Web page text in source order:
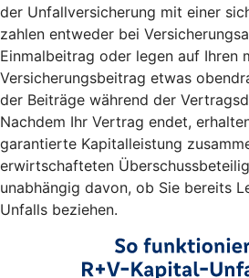
der Unfallversicherung mit einer
zahlen entweder bei
Einmalbeitrag oder legen auf Ihren
Versicherungsbeitrag etwas
der Beiträge während der
Nachdem Ihr Vertrag endet,
garantierte Kapitalleistung
erwirtschafteten
unabhängig davon, ob Sie bereits
Unfalls beziehen.